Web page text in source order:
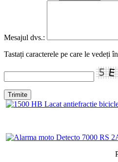
Mesajul dvs.:
Tastați caracterele pe care le vedeți